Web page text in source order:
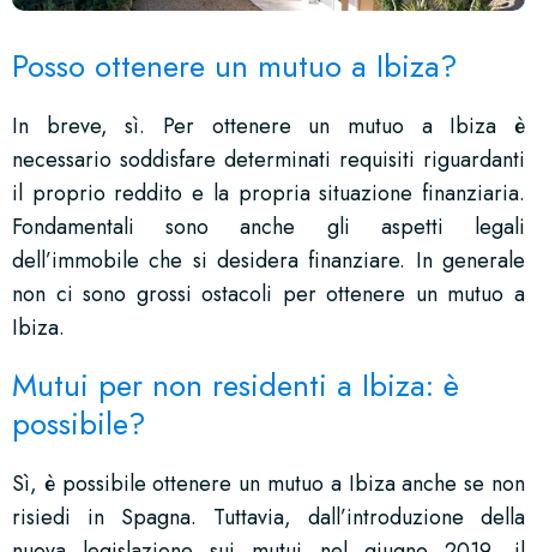
Posso ottenere un mutuo a Ibiza?
In breve, sì. Per ottenere un mutuo a Ibiza è
necessario soddisfare determinati requisiti riguardanti
il proprio reddito e la propria situazione finanziaria.
Fondamentali sono anche gli aspetti legali
dell’immobile che si desidera finanziare. In generale
non ci sono grossi ostacoli per ottenere un mutuo a
Ibiza.
Mutui per non residenti a Ibiza: è
possibile?
Sì, è possibile ottenere un mutuo a Ibiza anche se non
risiedi in Spagna. Tuttavia, dall’introduzione della